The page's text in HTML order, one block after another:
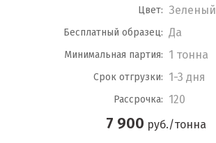
Цвет: Зеленый
Бесплатный образец: Да
Минимальная партия: 1 тонна
Срок отгрузки: 1-3 дня
Рассрочка: 120
7 900 руб./тонна